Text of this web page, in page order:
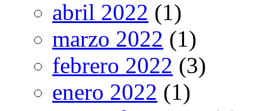
abril 2022 (1)
marzo 2022 (1)
febrero 2022 (3)
enero 2022 (1)